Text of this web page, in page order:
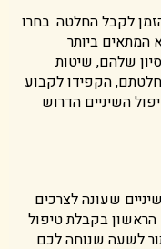
לקבל החלטה. בחרו
המתאים ביותר
שלהם, שיטות
הקפידו לקבוע
השיניים הדרוש
שעונה לצרכים
בקבלת טיפול
לשעה שנוחה לכם.